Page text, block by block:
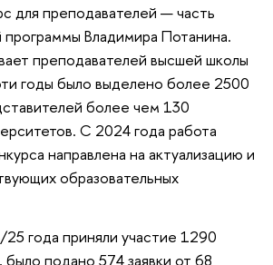
для преподавателей — часть
Владимира Потанина.
преподавателей высшей школы
годы было выделено более 2500
более чем 130
С 2024 года работа
направлена на актуализацию и
образовательных
года приняли участие 1290
подано 574 заявки от 68